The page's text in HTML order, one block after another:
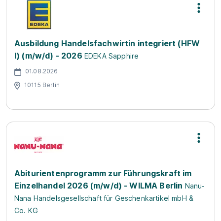
Ausbildung Handelsfachwirtin integriert (HFW
I) (m/w/d) - 2026 EDEKA Sapphire
01.08.2026
10115 Berlin
Abiturientenprogramm zur Führungskraft im
Einzelhandel 2026 (m/w/d) - WILMA Berlin Nanu-
Nana Handelsgesellschaft für Geschenkartikel mbH &
Co. KG